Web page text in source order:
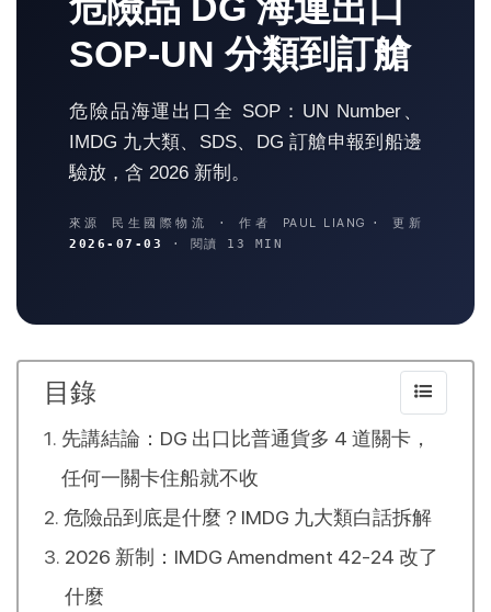
SOP-UN 分類到訂艙
危險品海運出口全 SOP：UN Number、
IMDG 九大類、SDS、DG 訂艙申報到船邊
驗放，含 2026 新制。
來源 民生國際物流 · 作者 PAUL LIANG
· 更新
2026-07-03
· 閱讀 13 MIN
目錄
先講結論：DG 出口比普通貨多 4 道關卡，
任何一關卡住船就不收
危險品到底是什麼？IMDG 九大類白話拆解
2026 新制：IMDG Amendment 42-24 改了
什麼